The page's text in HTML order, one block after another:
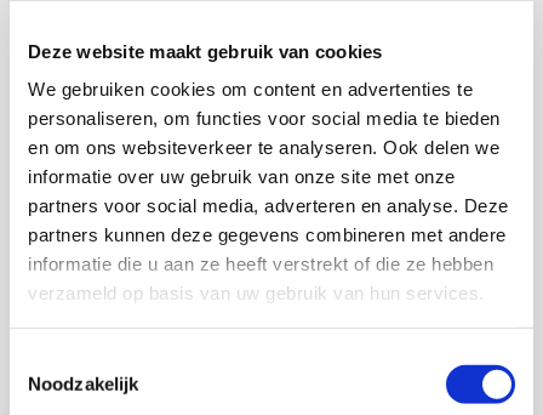
Deze website maakt gebruik van cookies
We gebruiken cookies om content en advertenties te
personaliseren, om functies voor social media te bieden
en om ons websiteverkeer te analyseren. Ook delen we
informatie over uw gebruik van onze site met onze
partners voor social media, adverteren en analyse. Deze
partners kunnen deze gegevens combineren met andere
informatie die u aan ze heeft verstrekt of die ze hebben
verzameld op basis van uw gebruik van hun services.
Noodzakelijk
Platform werk inclusief beperking (2026)
Aan de hand van eenTheory of Change (ToC)
of verandertheorie heeft het Verwey-Jonker
Instituut samen met Movisie een conceptueel
model ontwikkeld dat de basis vormt voor het
Platform WIB. Op dezepaginavind je de
verandertheorie en het conceptuele model.
de werkzamele elementen in het werk van het
We onderzochten wat de werkzame elementen
zijn van het initiatief ‘Common Grounds met